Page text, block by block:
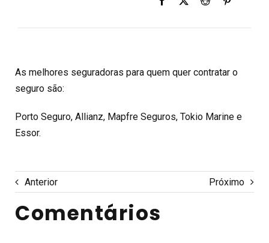
As melhores seguradoras para quem quer contratar o
seguro são:
Porto Seguro, Allianz, Mapfre Seguros, Tokio Marine e
Essor.
Anterior Próximo
Comentários